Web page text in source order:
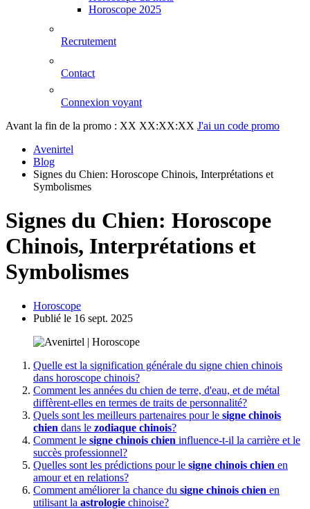
Horoscope 2025
Recrutement
Contact
Connexion voyant
Avant la fin de la promo : XX XX:XX:XX J'ai un code promo
Avenirtel
Blog
Signes du Chien: Horoscope Chinois, Interprétations et
Symbolismes
Signes du Chien: Horoscope
Chinois, Interprétations et
Symbolismes
Horoscope
Publié le 16 sept. 2025
Quelle est la signification générale du signe chien chinois
dans horoscope chinois?
Comment les années du chien de terre, d'eau, et de métal
diffèrent-elles en termes de traits de personnalité?
Quels sont les meilleurs partenaires pour le signe chinois
chien dans le zodiaque chinois?
Comment le signe chinois chien influence-t-il la carrière et le
succès professionnel?
Quelles sont les prédictions pour le signe chinois chien en
amour et en relations?
Comment améliorer la chance du signe chinois chien en
utilisant la astrologie chinoise?